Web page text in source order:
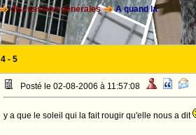
discussions générales
A quand la
4 - 5
Posté le 02-08-2006 à 11:57:08
y a que le soleil qui la fait rougir qu'elle nous a dit